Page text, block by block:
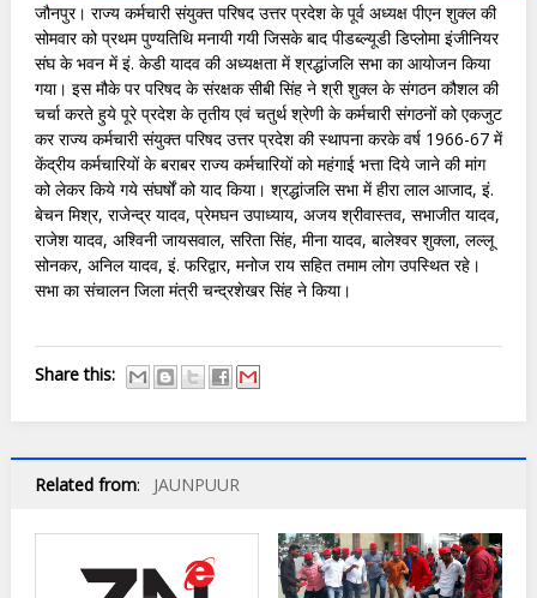
जौनपुर। राज्य कर्मचारी संयुक्त परिषद उत्तर प्रदेश के पूर्व अध्यक्ष पीएन शुक्ल की
सोमवार को प्रथम पुण्यतिथि मनायी गयी जिसके बाद पीडब्ल्यूडी डिप्लोमा इंजीनियर
संघ के भवन में इं. केडी यादव की अध्यक्षता में श्रद्धांजलि सभा का आयोजन किया
गया। इस मौके पर परिषद के संरक्षक सीबी सिंह ने श्री शुक्ल के संगठन कौशल की
चर्चा करते हुये पूरे प्रदेश के तृतीय एवं चतुर्थ श्रेणी के कर्मचारी संगठनों को एकजुट
कर राज्य कर्मचारी संयुक्त परिषद उत्तर प्रदेश की स्थापना करके वर्ष 1966-67 में
केंद्रीय कर्मचारियों के बराबर राज्य कर्मचारियों को महंगाई भत्ता दिये जाने की मांग
को लेकर किये गये संघर्षों को याद किया। श्रद्धांजलि सभा में हीरा लाल आजाद, इं.
बेचन मिश्र, राजेन्द्र यादव, प्रेमघन उपाध्याय, अजय श्रीवास्तव, सभाजीत यादव,
राजेश यादव, अश्विनी जायसवाल, सरिता सिंह, मीना यादव, बालेश्वर शुक्ला, लल्लू
सोनकर, अनिल यादव, इं. फरिद्वार, मनोज राय सहित तमाम लोग उपस्थित रहे।
सभा का संचालन जिला मंत्री चन्द्रशेखर सिंह ने किया।
Share this:
Related from: JAUNPUUR